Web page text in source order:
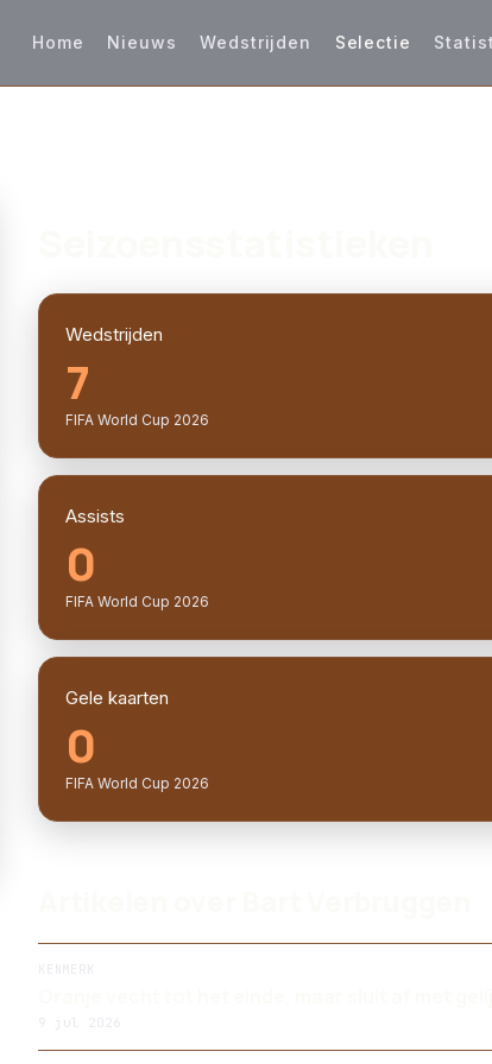
Home Nieuws Wedstrijden Selectie
Wedstrijden
7
FIFA World Cup 2026
Assists
0
FIFA World Cup 2026
Gele kaarten
0
FIFA World Cup 2026